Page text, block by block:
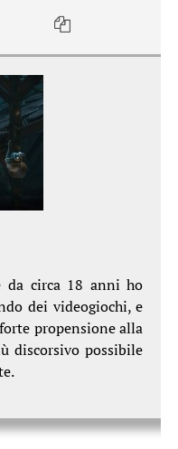
da circa 18 anni ho
dei videogiochi, e
propensione alla
discorsivo possibile